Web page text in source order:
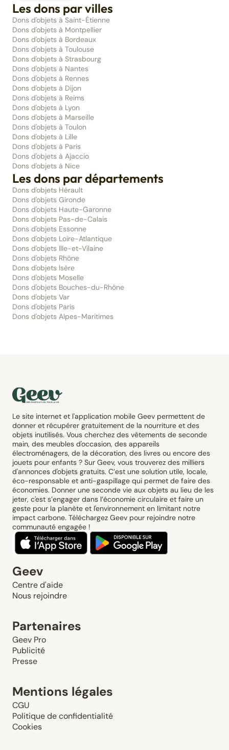
Les dons par villes
Dons d'objets à Saint-Étienne
Dons d'objets à Montpellier
Dons d'objets à Bordeaux
Dons d'objets à Toulouse
Dons d'objets à Strasbourg
Dons d'objets à Nantes
Dons d'objets à Rennes
Dons d'objets à Dijon
Dons d'objets à Reims
Dons d'objets à Lyon
Dons d'objets à Marseille
Dons d'objets à Toulon
Dons d'objets à Lille
Dons d'objets à Paris
Dons d'objets à Ajaccio
Dons d'objets à Nice
Les dons par départements
Dons d'objets Hérault
Dons d'objets Gironde
Dons d'objets Haute-Garonne
Dons d'objets Pas-de-Calais
Dons d'objets Essonne
Dons d'objets Loire-Atlantique
Dons d'objets Ille-et-Vilaine
Dons d'objets Rhône
Dons d'objets Isère
Dons d'objets Moselle
Dons d'objets Bouches-du-Rhône
Dons d'objets Var
Dons d'objets Paris
Dons d'objets Alpes-Maritimes
Le site internet et l'application mobile Geev permettent de
donner et récupérer gratuitement de la nourriture et des
objets inutilisés. Vous cherchez des vêtements de seconde
main, des meubles d'occasion, des appareils
électroménagers, de la décoration, des livres ou encore des
jouets pour enfants ? Sur Geev, vous trouverez des milliers
d'annonces d'objets gratuits. C’est une solution utile, locale,
éco-responsable et anti-gaspillage qui permet de faire des
économies. Donner une seconde vie aux objets au lieu de les
jeter, c'est s’engager dans l’économie circulaire et faire un
geste pour la planète et l'environnement en limitant notre
impact carbone. Téléchargez Geev pour rejoindre notre
communauté engagée !
Geev
Centre d'aide
Nous rejoindre
Partenaires
Geev Pro
Publicité
Presse
Mentions légales
CGU
Politique de confidentialité
Cookies